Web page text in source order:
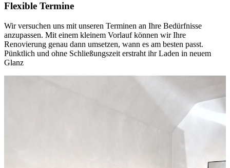
Flexible Termine
Wir versuchen uns mit unseren Terminen an Ihre Bedürfnisse
anzupassen. Mit einem kleinem Vorlauf können wir Ihre
Renovierung genau dann umsetzen, wann es am besten passt.
Pünktlich und ohne Schließungszeit erstraht ihr Laden in neuem
Glanz